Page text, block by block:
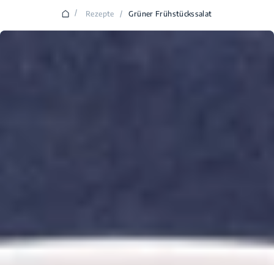
/ Rezepte / Grüner Frühstückssalat